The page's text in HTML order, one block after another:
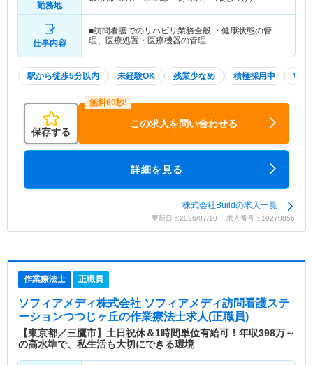
勤務地
仕事内容
■訪問看護でのリハビリ業務全般 ・健康状態の管
理、医療処置・医療機器の管理 …
駅から徒歩5分以内 未経験OK 残業少なめ 積極採用中
保存する
この求人を問い合わせる
詳細を見る
株式会社Buildの求人一覧
更新日：2026/07/10 求人番号：10270856
作業療法士 正職員
ソフィアメディ株式会社 ソフィアメディ訪問看護ステ
ーションつつじヶ丘の作業療法士求人(正職員)
【東京都／三鷹市】土日祝休＆1時間単位有給可！年収398万～
の高水準で、私生活も大切にできる環境